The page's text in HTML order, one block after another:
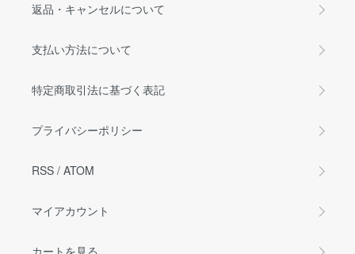
返品・キャンセルについて
支払い方法について
特定商取引法に基づく表記
プライバシーポリシー
RSS / ATOM
マイアカウント